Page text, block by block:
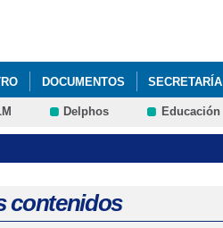
DOCUMENTOS SECRETARÍA
Delphos Educación
contenidos